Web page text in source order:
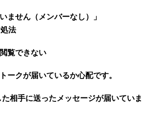
ません（メンバーなし）」
法
覧できない
ークが届いているか心配です。
相手に送ったメッセージが届いていま